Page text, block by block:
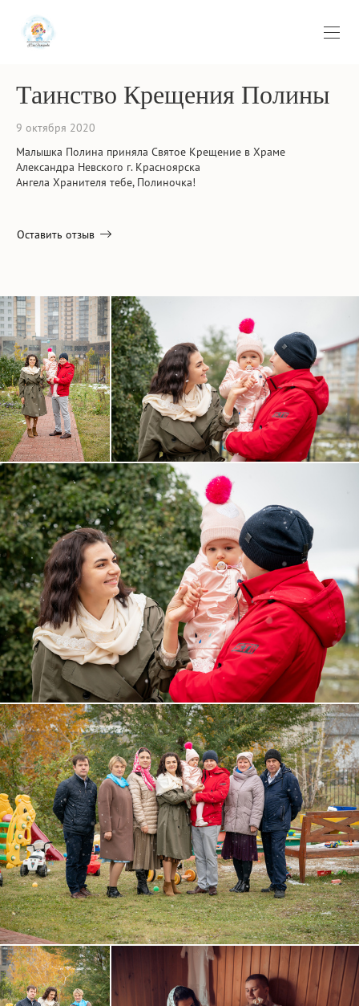
Таинство Крещения Полины
9 октября 2020
Малышка Полина приняла Святое Крещение в Храме
Александра Невского г. Красноярска
Ангела Хранителя тебе, Полиночка!
Оставить отзыв